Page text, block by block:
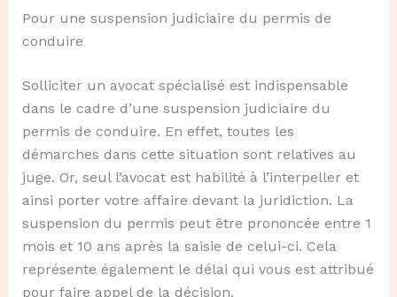
Pour une suspension judiciaire du permis de
conduire
Solliciter un avocat spécialisé est indispensable
dans le cadre d’une suspension judiciaire du
permis de conduire. En effet, toutes les
démarches dans cette situation sont relatives au
juge. Or, seul l’avocat est habilité à l’interpeller et
ainsi porter votre affaire devant la juridiction. La
suspension du permis peut être prononcée entre 1
mois et 10 ans après la saisie de celui-ci. Cela
représente également le délai qui vous est attribué
pour faire appel de la décision.